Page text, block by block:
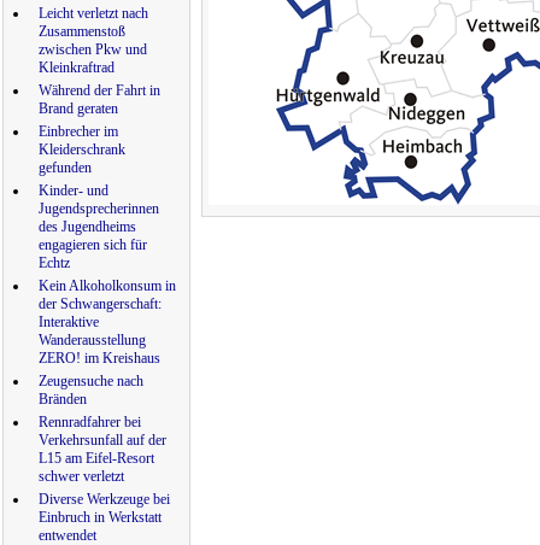
Leicht verletzt nach
Zusammenstoß
zwischen Pkw und
Kleinkraftrad
Während der Fahrt in
Brand geraten
Einbrecher im
Kleiderschrank
gefunden
Kinder- und
Jugendsprecherinnen
des Jugendheims
engagieren sich für
Echtz
Kein Alkoholkonsum in
der Schwangerschaft:
Interaktive
Wanderausstellung
ZERO! im Kreishaus
Zeugensuche nach
Bränden
Rennradfahrer bei
Verkehrsunfall auf der
L15 am Eifel-Resort
schwer verletzt
Diverse Werkzeuge bei
Einbruch in Werkstatt
entwendet